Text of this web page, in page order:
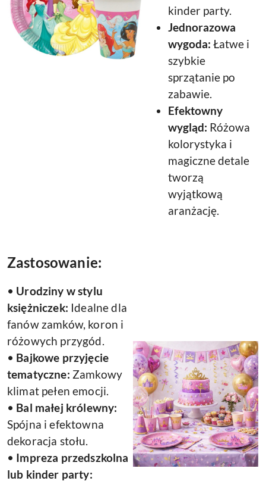
kinder party.
Jednorazowa
wygoda: Łatwe i
szybkie
sprzątanie po
zabawie.
Efektowny
wygląd: Różowa
kolorystyka i
magiczne detale
tworzą
wyjątkową
aranżację.
Zastosowanie:
• Urodziny w stylu
księżniczek: Idealne dla
fanów zamków, koron i
różowych przygód.
• Bajkowe przyjęcie
tematyczne: Zamkowy
klimat pełen emocji.
• Bal małej królewny:
Spójna i efektowna
dekoracja stołu.
• Impreza przedszkolna
lub kinder party: